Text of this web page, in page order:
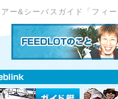
ー&シーバスガイド「フィ